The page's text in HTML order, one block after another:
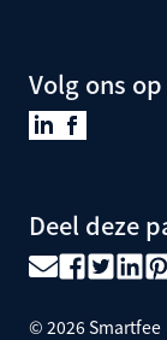
Volg ons
Deel deze
© 2026 Smartfee